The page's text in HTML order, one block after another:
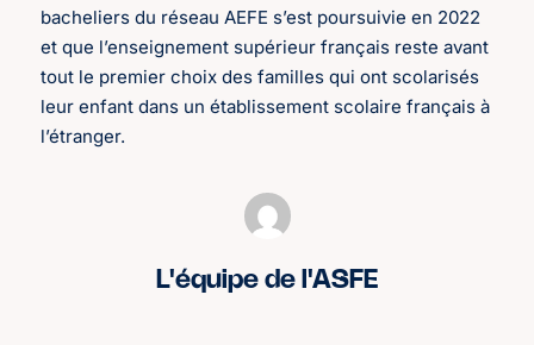
bacheliers du réseau AEFE s’est poursuivie en 2022
et que l’enseignement supérieur français reste avant
tout le premier choix des familles qui ont scolarisés
leur enfant dans un établissement scolaire français à
l’étranger.
L'équipe de l'ASFE